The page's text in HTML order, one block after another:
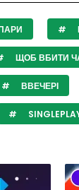
ЩОБ ВБИТИ
ВВЕЧЕРІ